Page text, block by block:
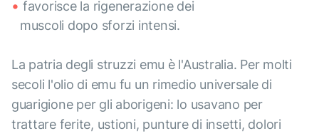
favorisce la rigenerazione dei
muscoli dopo sforzi intensi.
La patria degli struzzi emu è l'Australia. Per molti
secoli l'olio di emu fu un rimedio universale di
guarigione per gli aborigeni: lo usavano per
trattare ferite, ustioni, punture di insetti, dolori